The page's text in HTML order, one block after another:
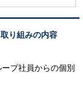
り組みの内容
プ社員からの個別